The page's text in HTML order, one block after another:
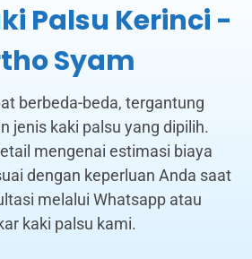
Palsu Kerinci -
Syam
berbeda-beda, tergantung
jenis kaki palsu yang dipilih.
mengenai estimasi biaya
dengan keperluan Anda saat
melalui Whatsapp atau
kaki palsu kami.